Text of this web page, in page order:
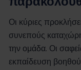
Οι κύριες
συνεπούς
την ομάδα. Οι
εκπαίδευση